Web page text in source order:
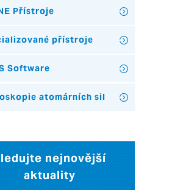
Přístroje
přístroje
Software
atomárních sil
nejnovější
aktuality